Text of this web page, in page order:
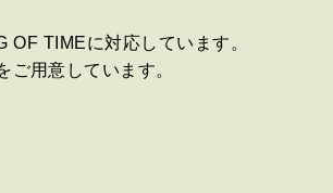
TIMEに対応しています。
ご用意しています。